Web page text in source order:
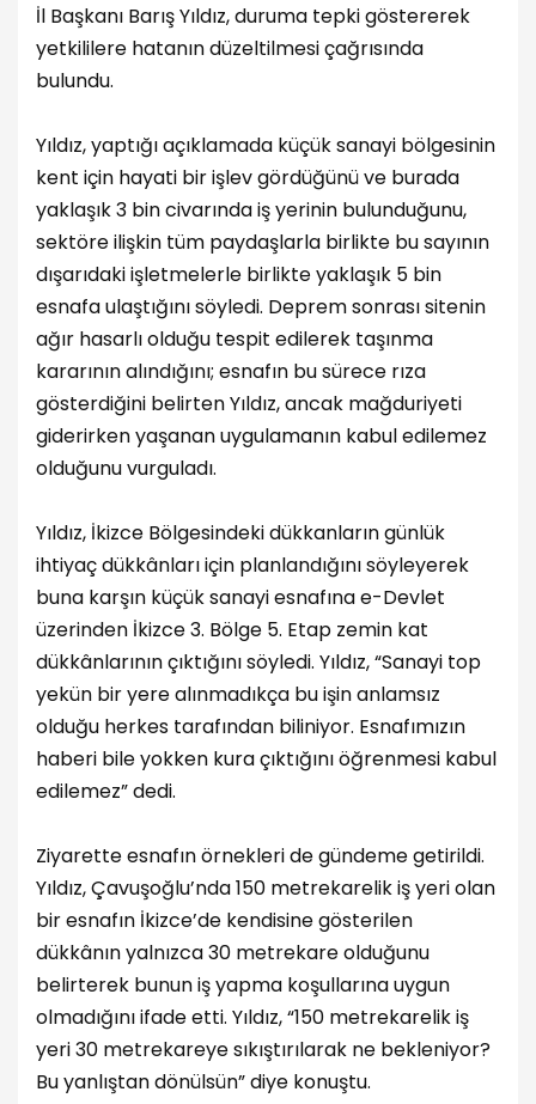
İl Başkanı Barış Yıldız, duruma tepki göstererek
yetkililere hatanın düzeltilmesi çağrısında
bulundu.
Yıldız, yaptığı açıklamada küçük sanayi bölgesinin
kent için hayati bir işlev gördüğünü ve burada
yaklaşık 3 bin civarında iş yerinin bulunduğunu,
sektöre ilişkin tüm paydaşlarla birlikte bu sayının
dışarıdaki işletmelerle birlikte yaklaşık 5 bin
esnafa ulaştığını söyledi. Deprem sonrası sitenin
ağır hasarlı olduğu tespit edilerek taşınma
kararının alındığını; esnafın bu sürece rıza
gösterdiğini belirten Yıldız, ancak mağduriyeti
giderirken yaşanan uygulamanın kabul edilemez
olduğunu vurguladı.
Yıldız, İkizce Bölgesindeki dükkanların günlük
ihtiyaç dükkânları için planlandığını söyleyerek
buna karşın küçük sanayi esnafına e-Devlet
üzerinden İkizce 3. Bölge 5. Etap zemin kat
dükkânlarının çıktığını söyledi. Yıldız, “Sanayi top
yekün bir yere alınmadıkça bu işin anlamsız
olduğu herkes tarafından biliniyor. Esnafımızın
haberi bile yokken kura çıktığını öğrenmesi kabul
edilemez” dedi.
Ziyarette esnafın örnekleri de gündeme getirildi.
Yıldız, Çavuşoğlu’nda 150 metrekarelik iş yeri olan
bir esnafın İkizce’de kendisine gösterilen
dükkânın yalnızca 30 metrekare olduğunu
belirterek bunun iş yapma koşullarına uygun
olmadığını ifade etti. Yıldız, “150 metrekarelik iş
yeri 30 metrekareye sıkıştırılarak ne bekleniyor?
Bu yanlıştan dönülsün” diye konuştu.